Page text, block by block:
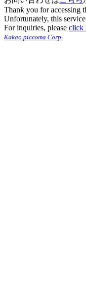
Thank you for accessing
Unfortunately, this
For inquiries, please click
Kakao piccoma Corp.